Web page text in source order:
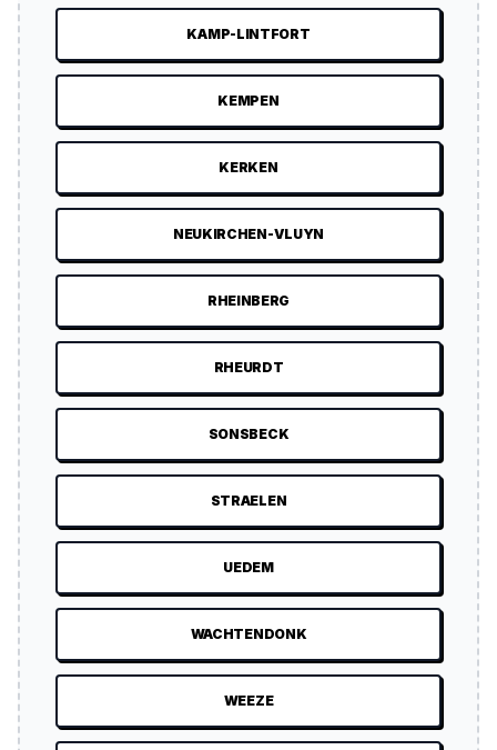
KAMP-LINTFORT
KEMPEN
KERKEN
NEUKIRCHEN-VLUYN
RHEINBERG
RHEURDT
SONSBECK
STRAELEN
UEDEM
WACHTENDONK
WEEZE